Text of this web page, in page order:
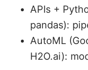
APIs +
pandas):
AutoML
H2O.ai):